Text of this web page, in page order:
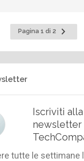
Pagina 1 di 2
Pagina
Iscriviti alla
newsletter
tutte le settimane